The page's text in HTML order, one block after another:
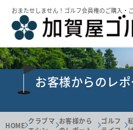
おまたせしません！ゴルフ会員権のご購⼊・
お客様からのレポ
HOME クラブマ お客様から
ゴルフ